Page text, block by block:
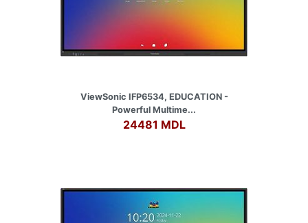
ViewSonic IFP6534, EDUCATION -
Powerful Multime...
24481 MDL